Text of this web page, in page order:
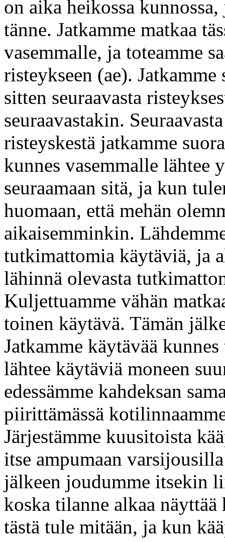
on aika heikossa
tänne. Jatkamme matkaa
vasemmalle, ja toteamme
risteykseen (ae).
sitten seuraavasta
seuraavastakin.
risteyskestä jatkamme
kunnes vasemmalle lähtee
seuraamaan sitä, ja kun
huomaan, että mehän
aikaisemminkin.
tutkimattomia käytäviä, ja
lähinnä olevasta
Kuljettuamme vähän
toinen käytävä. Tämän
Jatkamme käytävää
lähtee käytäviä moneen
edessämme kahdeksan
piirittämässä
Järjestämme kuusitoista
itse ampumaan
jälkeen joudumme itsekin
koska tilanne alkaa näyttää
tästä tule mitään, ja kun